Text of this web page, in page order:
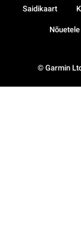
© Garmin
Saidikaart